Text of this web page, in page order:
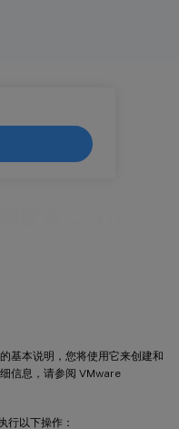
基本说明，您将使用它来创建和
信息，请参阅 VMware
以下操作：